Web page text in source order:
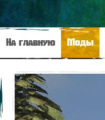
На главную Моды